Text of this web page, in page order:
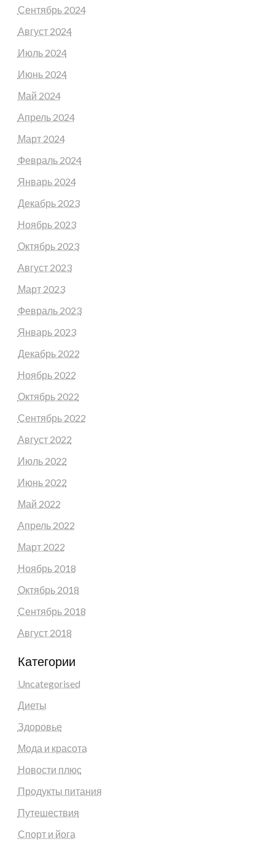
Сентябрь 2024
Август 2024
Июль 2024
Июнь 2024
Май 2024
Апрель 2024
Март 2024
Февраль 2024
Январь 2024
Декабрь 2023
Ноябрь 2023
Октябрь 2023
Август 2023
Март 2023
Февраль 2023
Январь 2023
Декабрь 2022
Ноябрь 2022
Октябрь 2022
Сентябрь 2022
Август 2022
Июль 2022
Июнь 2022
Май 2022
Апрель 2022
Март 2022
Ноябрь 2018
Октябрь 2018
Сентябрь 2018
Август 2018
Категории
Uncategorised
Диеты
Здоровье
Мода и красота
Новости плюс
Продукты питания
Путешествия
Спорт и йога